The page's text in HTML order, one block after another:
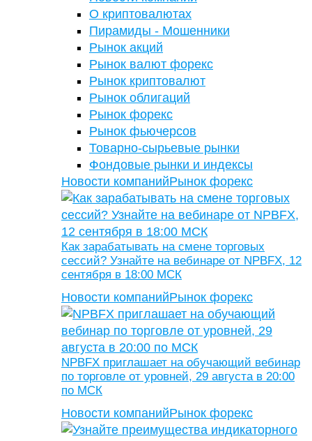
О криптовалютах
Пирамиды - Мошенники
Рынок акций
Рынок валют форекс
Рынок криптовалют
Рынок облигаций
Рынок форекс
Рынок фьючерсов
Товарно-сырьевые рынки
Фондовые рынки и индексы
Новости компанийРынок форекс
Как зарабатывать на смене торговых
сессий? Узнайте на вебинаре от NPBFX, 12
сентября в 18:00 МСК
Новости компанийРынок форекс
NPBFX приглашает на обучающий вебинар
по торговле от уровней, 29 августа в 20:00
по МСК
Новости компанийРынок форекс